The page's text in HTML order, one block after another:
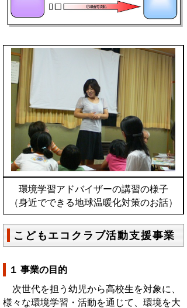
環境学習アドバイザーの講習の様子
（身近でできる地球温暖化対策のお話）
こどもエコクラブ活動支援事業
１ 事業の目的
次世代を担う幼児から高校生を対象に、
様々な環境学習・活動を通じて、環境を大